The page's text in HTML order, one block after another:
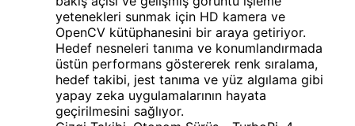
yetenekleri sunmak için HD kamera ve
OpenCV kütüphanesini bir araya getiriyor.
Hedef nesneleri tanıma ve konumlandırmada
üstün performans göstererek renk sıralama,
hedef takibi, jest tanıma ve yüz algılama gibi
yapay zeka uygulamalarının hayata
geçirilmesini sağlıyor.